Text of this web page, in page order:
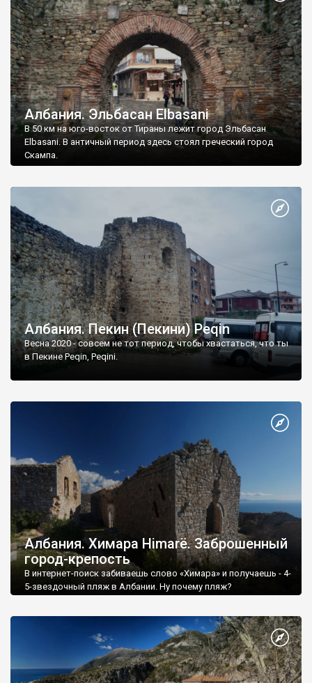
Албания. Эльбасан Elbasani
В 50 км на юго-восток от Тираны лежит город Эльбасан
Elbasani. В античный период здесь стоял греческий город
Скампа.
Албания. Пекин (Пекини) Peqin
Весна 2020 - совсем не тот период, чтобы хвастаться, что ты
в Пекине Peqin, Peqini.
Албания. Химара Himarë. Заброшенный
город-крепость
В интернет-поиск забиваешь слово «Химара» и получаешь - 4-
5-звездочный пляж в Албании. Ну почему пляж?